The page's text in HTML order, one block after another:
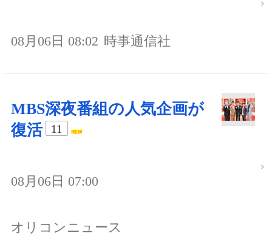
08月06日 08:02 時事通信社
MBS深夜番組の人気企画が
復活
11
08月06日 07:00
オリコンニュース